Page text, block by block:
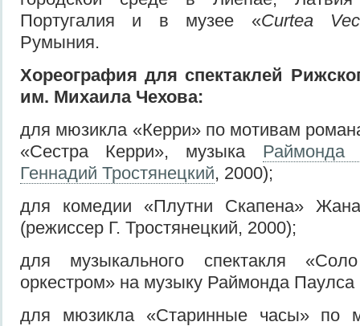
Португалия и в музее «Curtea
Румыния.
Хореография для спектаклей Рижск
им. Михаила Чехова:
для мюзикла «Керри» по мотивам
«Сестра Керри», музыка Раймонда
Геннадий Тростянецкий, 2000);
для комедии «Плутни Скапена»
(режиссер Г. Тростянецкий, 2000);
для музыкального спектакля
оркестром» на музыку Раймонда
для мюзикла «Старинные часы» по